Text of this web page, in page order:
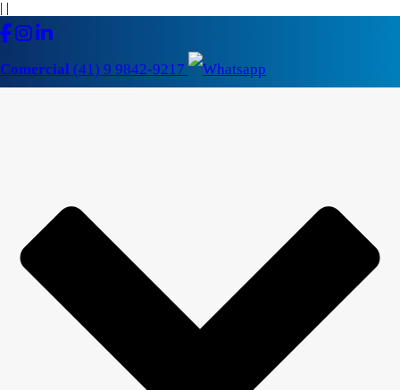
| |
Comercial (41) 9 9842-9217